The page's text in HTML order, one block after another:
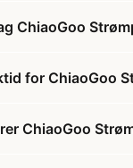
ChiaoGoo
for ChiaoGoo
ChiaoGoo